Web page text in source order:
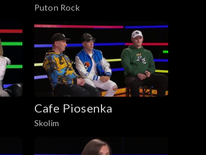
Puton Rock
Cafe Piosenka
Skolim